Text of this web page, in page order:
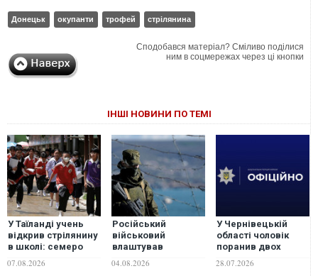
Донецьк окупанти трофей стрілянина
Сподобався матеріал? Сміливо поділися
ним в соцмережах через ці кнопки
ІНШІ НОВИНИ ПО ТЕМІ
У Таїланді учень
відкрив стрілянину
в школі: семеро
загиблих, 15
поранених
07.08.2026
Російський
військовий
влаштував
стрілянину в Криму,
є загиблі
04.08.2026
У Чернівецькій
області чоловік
поранив двох
правоохоронців та
втік у ліс
28.07.2026